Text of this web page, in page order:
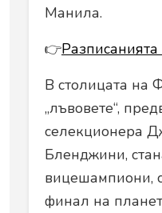
Манила.
👉
В столицата на
„лъвовете“,
селекционера
Бленджини,
вицешампиони,
финал на